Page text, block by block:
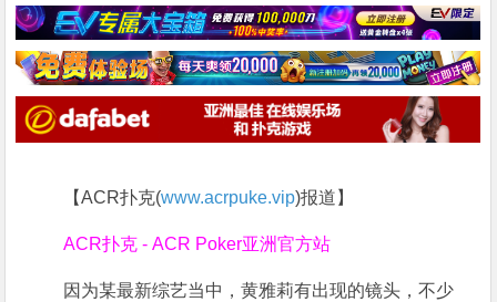
【ACR扑克(www.acrpuke.vip)报道】
ACR扑克 - ACR Poker亚洲官方站
因为某最新综艺当中，黄雅莉有出现的镜头，不少